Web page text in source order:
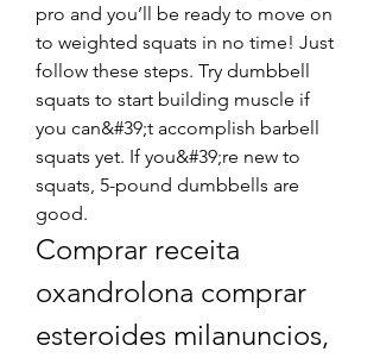
pro and you’ll be ready to move on
to weighted squats in no time! Just
follow these steps. Try dumbbell
squats to start building muscle if
you can&#39;t accomplish barbell
squats yet. If you&#39;re new to
squats, 5-pound dumbbells are
good.
Comprar receita
oxandrolona comprar
esteroides milanuncios,